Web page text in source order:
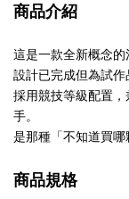
商品介紹
這是一款全新概念的
設計已完成但為試作
採用競技等級配置
手。
是那種「不知道買哪
商品規格